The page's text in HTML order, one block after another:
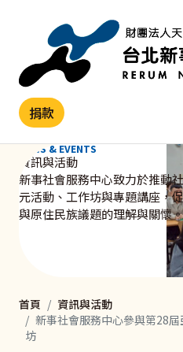
捐款
NEWS & EVENTS
資訊與活動
新事社會服務中心致力於推動
元活動、工作坊與專題講座，
與原住民族議題的理解與關懷。
首頁
資訊與活動
新事社會服務中心參與第28
坊